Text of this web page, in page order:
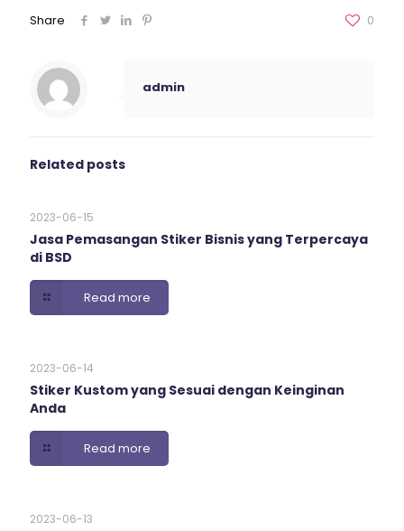
Share 0
admin
Related posts
2023-06-15
Jasa Pemasangan Stiker Bisnis yang Terpercaya
di BSD
Read more
2023-06-14
Stiker Kustom yang Sesuai dengan Keinginan
Anda
Read more
2023-06-13